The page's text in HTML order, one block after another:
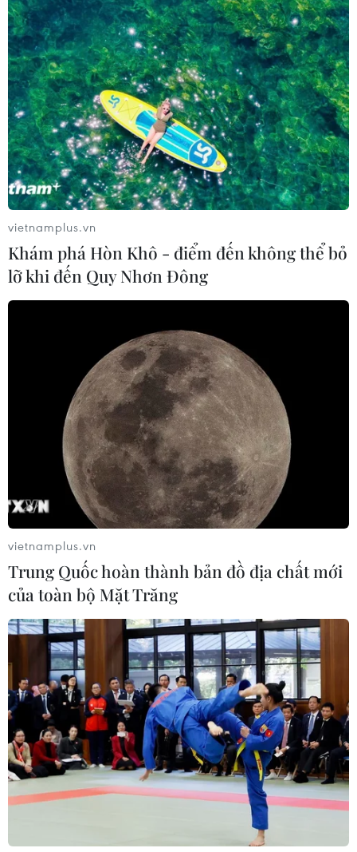
vietnamplus.vn
Khám phá Hòn Khô - điểm đến không thể bỏ
lỡ khi đến Quy Nhơn Đông
vietnamplus.vn
Trung Quốc hoàn thành bản đồ địa chất mới
của toàn bộ Mặt Trăng